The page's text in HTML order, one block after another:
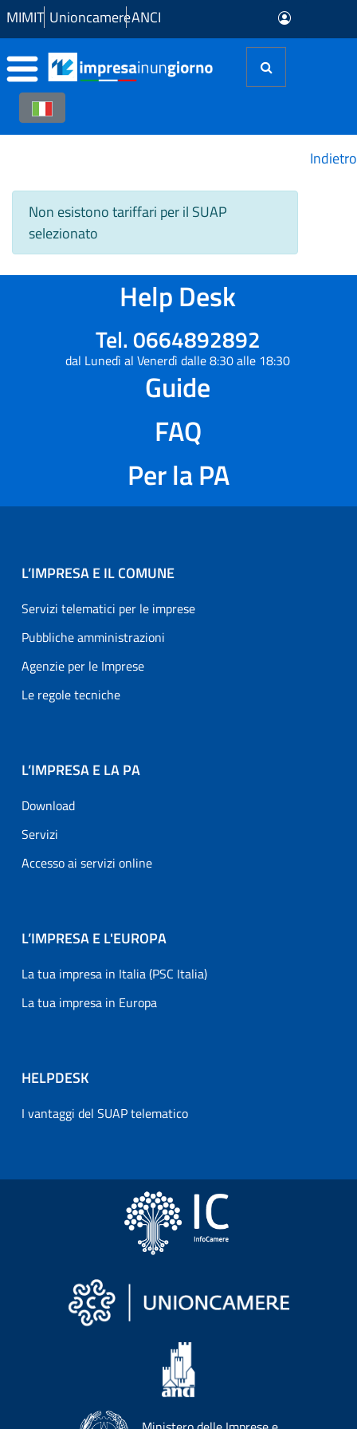
Skip to Main Content
MIMIT UnioncamereANCI
Non esistono tariffari per il SUAP
selezionato
Indietro
Help Desk
Tel. 0664892892
dal Lunedì al Venerdì dalle 8:30 alle 18:30
Guide
FAQ
Per la PA
L’IMPRESA E IL COMUNE
Servizi telematici per le imprese
Pubbliche amministrazioni
Agenzie per le Imprese
Le regole tecniche
L’IMPRESA E LA PA
Download
Servizi
Accesso ai servizi online
L’IMPRESA E L'EUROPA
La tua impresa in Italia (PSC Italia)
La tua impresa in Europa
HELPDESK
I vantaggi del SUAP telematico